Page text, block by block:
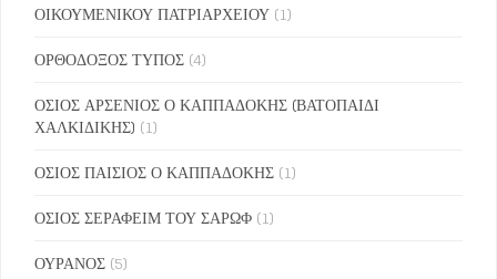
ΟΙΚΟΥΜΕΝΙΚΟΥ ΠΑΤΡΙΑΡΧΕΙΟΥ (1)
ΟΡΘΟΔΟΞΟΣ ΤΥΠΟΣ (4)
ΟΣΙΟΣ ΑΡΣΕΝΙΟΣ Ο ΚΑΠΠΑΔΟΚΗΣ (ΒΑΤΟΠΑΙΔΙ
ΧΑΛΚΙΔΙΚΗΣ) (1)
ΟΣΙΟΣ ΠΑΙΣΙΟΣ Ο ΚΑΠΠΑΔΟΚΗΣ (1)
ΟΣΙΟΣ ΣΕΡΑΦΕΙΜ ΤΟΥ ΣΑΡΩΦ (1)
ΟΥΡΑΝΟΣ (5)